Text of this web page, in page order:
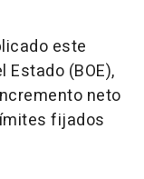
este
(BOE),
neto
fijados